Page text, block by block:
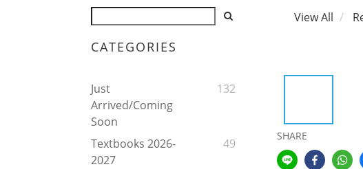
CATEGORIES
Just
Arrived/Coming
Soon
132
Textbooks 2026-
2027
49
View All
SHARE